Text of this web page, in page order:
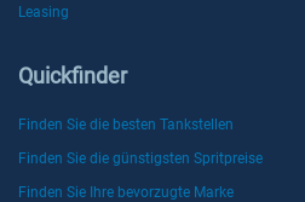
Leasing
Quickfinder
Finden Sie die besten Tankstellen
Finden Sie die günstigsten Spritpreise
Finden Sie Ihre bevorzugte Marke